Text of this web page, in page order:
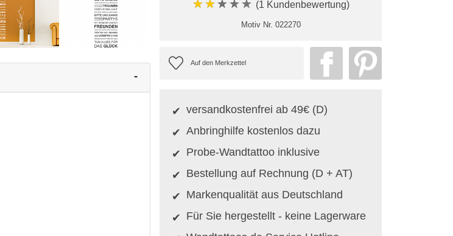
★★★★★ (1 Kundenbewertung)
Motiv Nr. 022270
versandkostenfrei ab 49€ (D)
Anbringhilfe kostenlos dazu
Probe-Wandtattoo inklusive
Bestellung auf Rechnung (D + AT)
Markenqualität aus Deutschland
Für Sie hergestellt - keine Lagerware